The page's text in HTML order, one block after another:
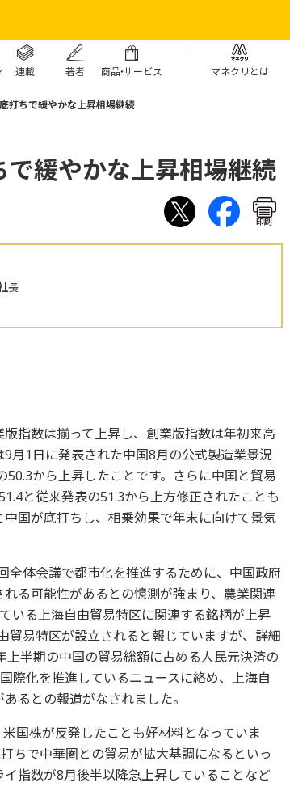
連載 著者 商品・サービス マネクリとは
打ちで緩やかな上昇相場継続
緩やかな上昇相場継続
印刷
長
指数は揃って上昇し、創業版指数は年初来高
月1日に発表された中国8月の公式製造業景況
から上昇したことです。さらに中国と貿易
と従来発表の51.3から上方修正されたことも
国が底打ちし、相乗効果で年末に向けて景気
体会議で都市化を推進するために、中国政府
る可能性があるとの憶測が強まり、農業関連
いる上海自由貿易特区に関連する銘柄が上昇
貿易特区が設立されると報じていますが、詳細
半期の中国の貿易総額に占める人民元決済の
際化を推進しているニュースに絡め、上海自
るとの報道がなされました。
国株が反発したことも好材料となっていま
ちで中華圏との貿易が拡大基調になるといっ
指数が8月後半以降急上昇していることなど